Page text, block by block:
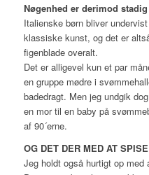
Nøgenhed er derimod
Italienske børn bliver
klassiske kunst, og det er
figenblade overalt.
Det er alligevel kun et par
en gruppe mødre i
badedragt. Men jeg undgik
en mor til en baby på
af 90´erne.
OG DET DER MED AT
Jeg holdt også hurtigt op med